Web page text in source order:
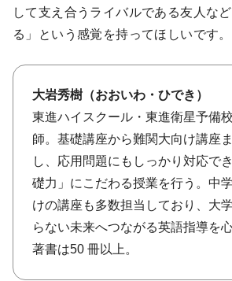
して支え合うライバルである友人な
る」という感覚を持ってほしいです。
大岩秀樹（おおいわ・ひでき）
東進ハイスクール・東進衛星予備
師。基礎講座から難関大向け講座
し、応用問題にもしっかり対応で
礎力」にこだわる授業を行う。中
けの講座も多数担当しており、大
らない未来へつながる英語指導を
著書は50 冊以上。